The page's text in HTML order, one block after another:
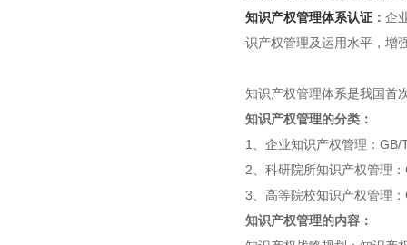
知识产权管理体系认证 ： 企
识产权管理及运用水平，增
知识产权管理体系是我国首
知识产权管理的分类：
1、企业知识产权管理：
2、科研院所知识产权管理
3、高等院校知识产权管理
知识产权管理的内容：